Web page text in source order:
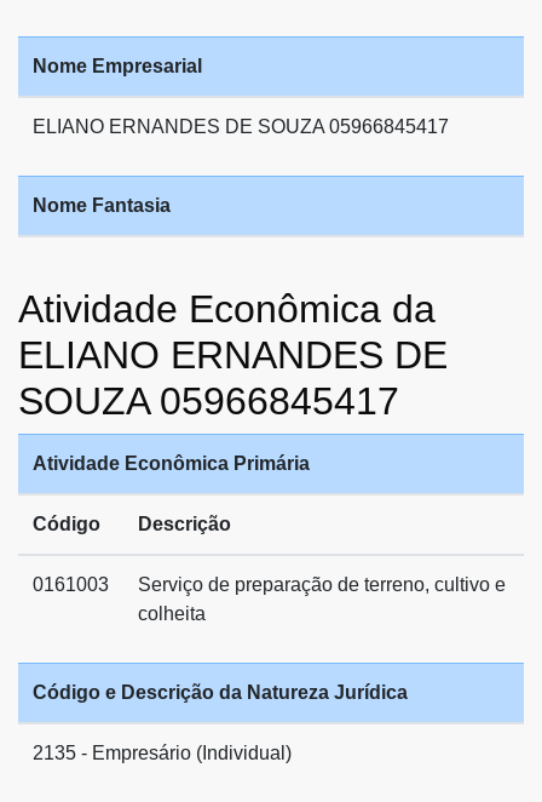
Nome Empresarial
ELIANO ERNANDES DE SOUZA 05966845417
Nome Fantasia
Atividade Econômica da
ELIANO ERNANDES DE
SOUZA 05966845417
Atividade Econômica Primária
Código Descrição
0161003
Serviço de preparação de terreno, cultivo e
colheita
Código e Descrição da Natureza Jurídica
2135 - Empresário (Individual)